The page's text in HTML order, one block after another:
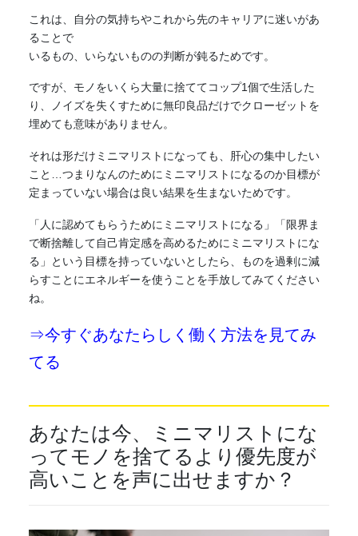
これは、自分の気持ちやこれから先のキャリアに迷いがあ
ることで
いるもの、いらないものの判断が鈍るためです。
ですが、モノをいくら大量に捨ててコップ1個で生活した
り、ノイズを失くすために無印良品だけでクローゼットを
埋めても意味がありません。
それは形だけ ミニマリスト になっても、肝心の集中したい
こと…つまりなんのために ミニマリスト になるのか目標が
定まっていない場合は良い結果を生まないためです。
「人に認めてもらうために ミニマリスト になる」「限界ま
で断捨離して自己肯定感を高めるために ミニマリスト にな
る」という目標を持っていないとしたら、ものを過剰に減
らすことにエネルギーを使うことを手放してみてください
ね。
⇒今すぐあなたらしく働く方法を見てみ
てる
あなたは今、 ミニマリスト にな
ってモノを捨てるより優先度が
高いことを声に出せますか？